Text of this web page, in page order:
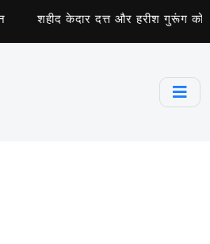
शहीद केदार दत्त और हरीश गुरूंग को दी